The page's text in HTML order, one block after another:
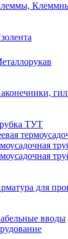
ТУТ
для
вводы